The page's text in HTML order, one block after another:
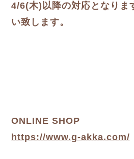
4/6(木)以降の対応となりま
い致します。
ONLINE SHOP
https://www.g-akka.com/